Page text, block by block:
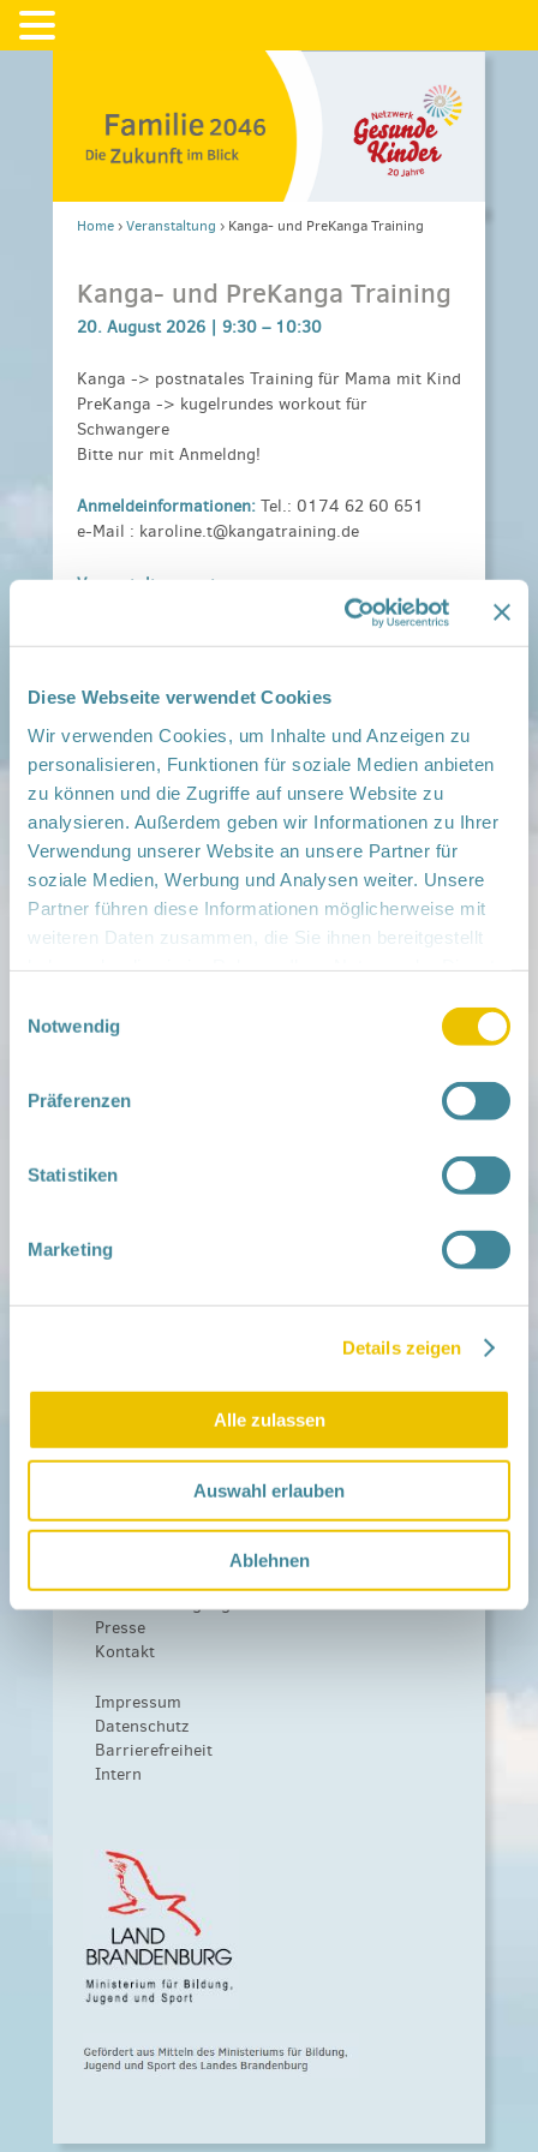
Diese Webseite verwendet Cookies
Wir verwenden Cookies, um Inhalte und Anzeigen zu
personalisieren, Funktionen für soziale Medien anbieten
zu können und die Zugriffe auf unsere Website zu
analysieren. Außerdem geben wir Informationen zu Ihrer
Verwendung unserer Website an unsere Partner für
soziale Medien, Werbung und Analysen weiter. Unsere
Partner führen diese Informationen möglicherweise mit
weiteren Daten zusammen, die Sie ihnen bereitgestellt
Notwendig
Präferenzen
Statistiken
Marketing
Details zeigen
Alle zulassen
Auswahl erlauben
Ablehnen
Home›Veranstaltung › Kanga- und PreKanga Training
Kanga- und PreKanga Training
20. August 2026 | 9:30 – 10:30
Kanga -> postnatales Training für Mama mit Kind
PreKanga -> kugelrundes workout für
Schwangere
Bitte nur mit Anmeldng!
Anmeldeinformationen: Tel.: 0174 62 60 651
e-Mail : karoline.t@kangatraining.de
Veranstaltungsort:
NGK West UM Prenzlau, Georg-Dreke-Ring 58A,
teilen
Weitere Infos:
› Zum Regionalnetzwerk ...
iCal Google Calendar
Mitmachen
in der Schwangerschaft
Netzwerk-Kompass
Aktuelles
Über das Netzwerk
Träger und Förderer
Kooperationen
Förderer werden / Spenden
Presse
Kontakt
Impressum
Datenschutz
Barrierefreiheit
Intern